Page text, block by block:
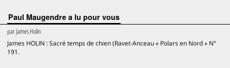
Paul Maugendre a lu pour vous
parJames Holin
James HOLIN : Sacré temps de chien (Ravet-Anceau « Polars en Nord » N°
191.